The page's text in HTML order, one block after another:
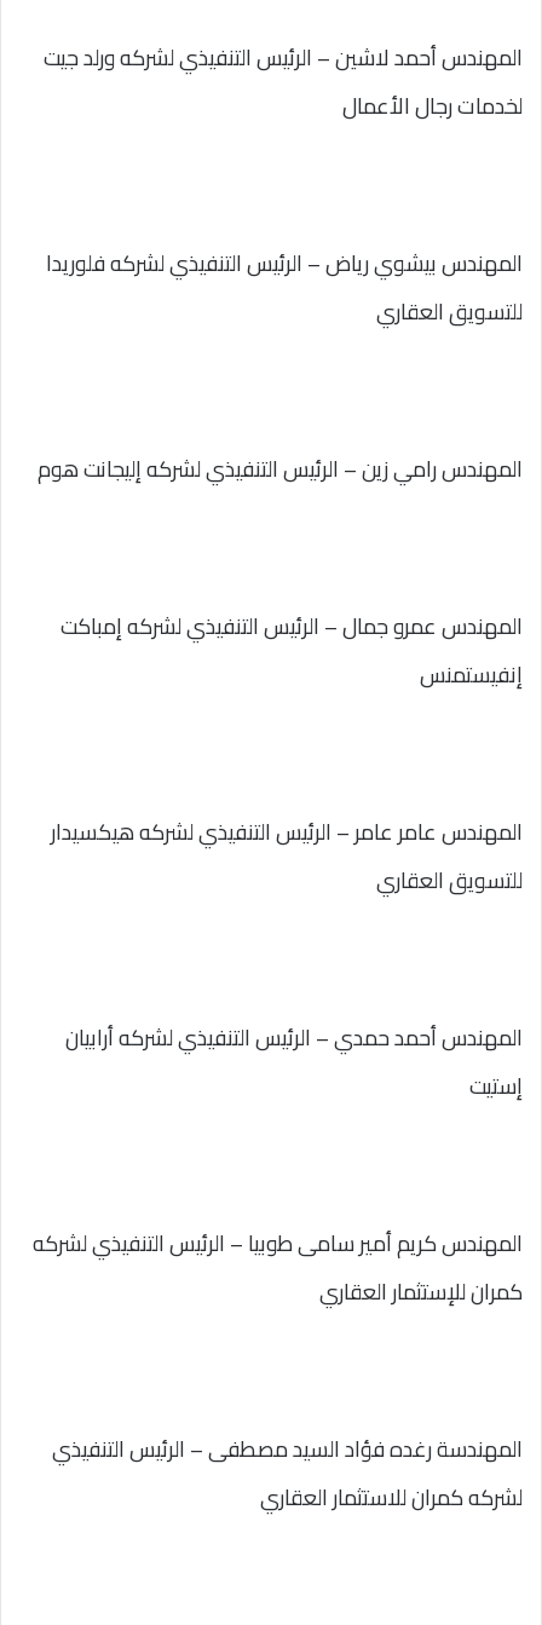
المهندس أحمد لاشين – الرئيس التنفيذي لشركه ورلد جيت
لخدمات رجال الأعمال
المهندس بيشوي رياض – الرئيس التنفيذي لشركه فلوريدا
للتسويق العقاري
المهندس رامي زين – الرئيس التنفيذي لشركه إليجانت هوم
المهندس عمرو جمال – الرئيس التنفيذي لشركه إمباكت
إنفيستمنس
المهندس عامر عامر – الرئيس التنفيذي لشركه هيكسيدار
للتسويق العقاري
المهندس أحمد حمدي – الرئيس التنفيذي لشركه أرابيان
إستيت
المهندس كريم أمير سامى طوبيا – الرئيس التنفيذي لشركه
كمران للإستثمار العقاري
المهندسة رغده فؤاد السيد مصطفى – الرئيس التنفيذي
لشركه كمران للاستثمار العقاري